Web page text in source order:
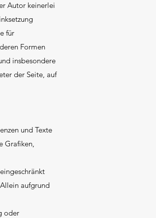
Autor keinerlei
für
Formen
insbesondere
der Seite, auf
und Texte
Grafiken,
aufgrund
oder